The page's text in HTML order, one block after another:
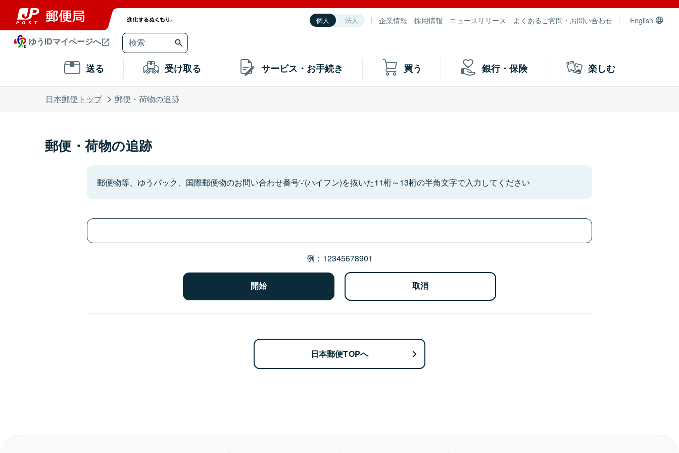
個人 法人 企業情報 採用情報 ニュースリリース よくあるご質問・お問い合わせ English
ゆうIDマイページへ
送る 受け取る サービス・お手続き 買う 銀行・保険 楽しむ
日本郵便トップ 郵便・荷物の追跡
郵便・荷物の追跡
郵便物等、ゆうパック、国際郵便物のお問い合わせ番号'-'(ハイフン)を抜いた11桁～13桁の半角文字で入力してください
例：12345678901
日本郵便TOPへ